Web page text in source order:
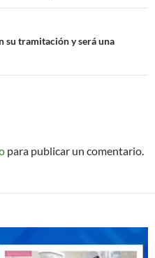
su tramitación y será una
para publicar un comentario.